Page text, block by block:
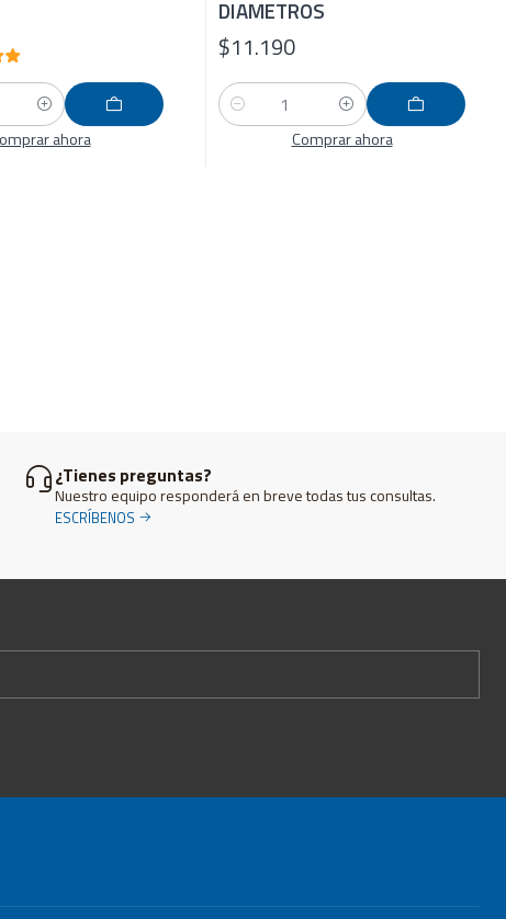
ahora
DIAMETROS
$11.190
Cantidad
Comprar ahora
¿Tienes preguntas?
Nuestro equipo responderá en breve todas tus consultas.
ESCRÍBENOS